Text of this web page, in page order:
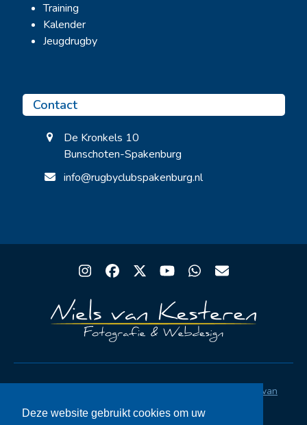
Training
Kalender
Jeugdrugby
Contact
De Kronkels 10
Bunschoten-Spakenburg
info@rugbyclubspakenburg.nl
Instagram
Facebook
TwitterYouTubeWhatsapp
Email
Niels van
Kesteren
Privacystatement AVG
Deze website gebruikt cookies om uw